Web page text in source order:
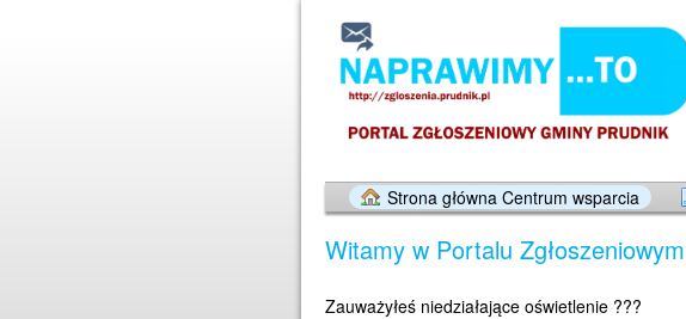
Strona główna Centrum wsparcia
Witamy w Portalu
Zauważyłeś niedziałające oświetlenie ???